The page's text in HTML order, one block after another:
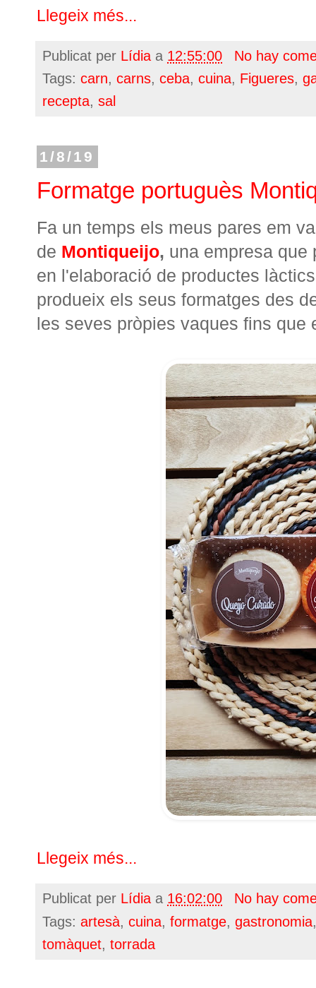
Llegeix més...
Publicat per Lídia a 12:55:00
No hay
Tags: carn, carns, ceba, cuina, Figueres,
recepta, sal
1/8/19
Formatge portuguès
Fa un temps els meus pares em
de Montiqueijo, una empresa que
en l'elaboració de productes
produeix els seus formatges des
les seves pròpies vaques fins que
Llegeix més...
Publicat per Lídia a 16:02:00
No hay
Tags: artesà, cuina, formatge, gastronomia
tomàquet, torrada